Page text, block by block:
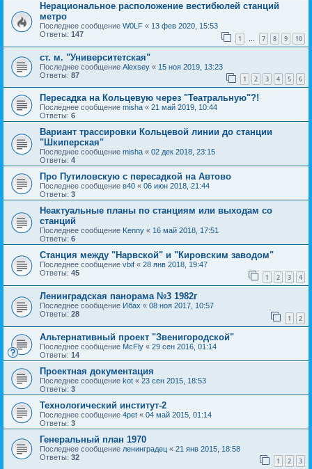
Нерациональное расположение вестибюлей станций
метро
Последнее сообщение W0LF « 13 фев 2020, 15:53
Ответы: 147 1 … 7 8 9 10
ст. м. "Университетская"
Последнее сообщение Alexsey « 15 ноя 2019, 13:23
Ответы: 87 1 2 3 4 5 6
Пересадка на Кольцевую через "Театральную"?!
Последнее сообщение misha « 21 май 2019, 10:44
Ответы: 6
Вариант трассировки Кольцевой линии до станции
"Шкиперская"
Последнее сообщение misha « 02 дек 2018, 23:15
Ответы: 4
Про Путиловскую с пересадкой на Автово
Последнее сообщение в40 « 06 июн 2018, 21:44
Ответы: 3
Неактуальные планы по станциям или выходам со
станций
Последнее сообщение Kenny « 16 май 2018, 17:51
Ответы: 6
Станция между "Нарвской" и "Кировским заводом"
Последнее сообщение vbif « 28 янв 2018, 19:47
Ответы: 45 1 2 3 4
Ленинградская панорама №3 1982г
Последнее сообщение Ибах « 08 ноя 2017, 10:57
Ответы: 28 1 2
Альтернативный проект "Звенигородской"
Последнее сообщение McFly « 29 сен 2016, 01:14
Ответы: 14
Проектная документация
Последнее сообщение kot « 23 сен 2015, 18:53
Ответы: 3
Технологический институт-2
Последнее сообщение 4pet « 04 май 2015, 01:14
Ответы: 3
Генеральный план 1970
Последнее сообщение ленинградец « 21 янв 2015, 18:58
Ответы: 32 1 2 3